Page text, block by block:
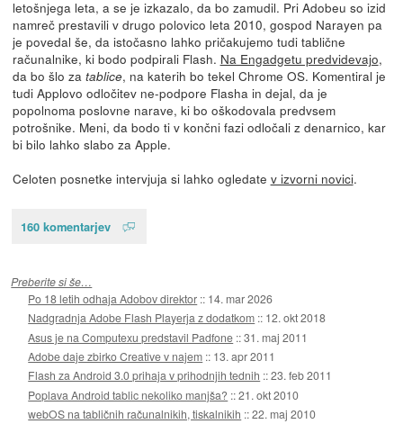
letošnjega leta, a se je izkazalo, da bo zamudil. Pri Adobeu so izid
namreč prestavili v drugo polovico leta 2010, gospod Narayen pa
je povedal še, da istočasno lahko pričakujemo tudi tablične
računalnike, ki bodo podpirali Flash. Na Engadgetu predvidevajo,
da bo šlo za tablice, na katerih bo tekel Chrome OS. Komentiral je
tudi Applovo odločitev ne-podpore Flasha in dejal, da je
popolnoma poslovne narave, ki bo oškodovala predvsem
potrošnike. Meni, da bodo ti v končni fazi odločali z denarnico, kar
bi bilo lahko slabo za Apple.
Celoten posnetke intervjuja si lahko ogledate v izvorni novici.
160 komentarjev
Preberite si še…
Po 18 letih odhaja Adobov direktor :: 14. mar 2026
Nadgradnja Adobe Flash Playerja z dodatkom :: 12. okt 2018
Asus je na Computexu predstavil Padfone ::31. maj 2011
Adobe daje zbirko Creative v najem :: 13. apr 2011
Flash za Android 3.0 prihaja v prihodnjih tednih ::23. feb 2011
Poplava Android tablic nekoliko manjša? ::21. okt 2010
webOS na tabličnih računalnikih, tiskalnikih ::22. maj 2010